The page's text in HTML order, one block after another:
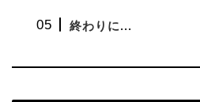
終わりに...